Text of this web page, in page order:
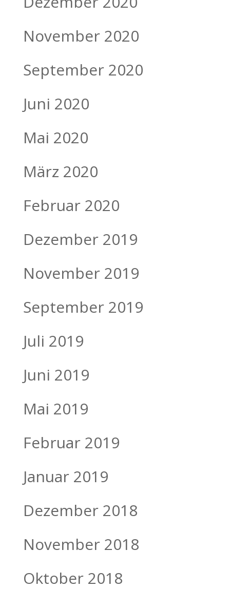
November 2020
September 2020
Juni 2020
Mai 2020
März 2020
Februar 2020
Dezember 2019
November 2019
September 2019
Juli 2019
Juni 2019
Mai 2019
Februar 2019
Januar 2019
Dezember 2018
November 2018
Oktober 2018